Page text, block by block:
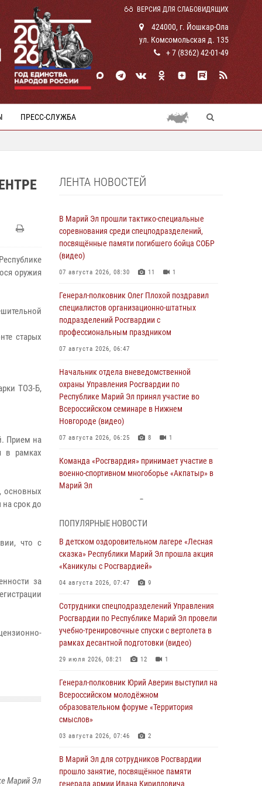
ВЕРСИЯ ДЛЯ СЛАБОВИДЯЩИХ
424000, г. Йошкар-Ола
ул. Комсомольская д. 135
+ 7 (8362) 42-01-49
ПРЕСС-СЛУЖБА
оружия
старых
ТОЗ-Б,
Прием на
в рамках
основных
срок до
что с
за
Марий Эл
ЛЕНТА НОВОСТЕЙ
В Марий Эл прошли тактико-специальные
соревнования среди спецподразделений,
посвящённые памяти погибшего бойца СОБР
(видео)
07 августа 2026, 08:30 11 1
Генерал-полковник Олег Плохой поздравил
специалистов организационно-штатных
подразделений Росгвардии с
профессиональным праздником
07 августа 2026, 06:47
Начальник отдела вневедомственной
охраны Управления Росгвардии по
Республике Марий Эл принял участие во
Всероссийском семинаре в Нижнем
Новгороде (видео)
07 августа 2026, 06:25 8 1
Команда «Росгвардия» принимает участие в
военно-спортивном многоборье «Акпатыр» в
Марий Эл
Представитель вневедомственной охраны
Управления Росгвардии по Республике
Марий Эл принял участие в учебно-
методическом сборе Росгвардии в Ижевске
06 августа 2026, 09:37 10
В Марий Эл сотрудники ЛРР Росгвардии за
прошедший месяц провели более 90
проверок мест хранения гражданского
06 августа 2026, 08:00
В Марий Эл сотрудники вневедомственной
охраны Росгвардии за прошедший месяц
задержали 19 нарушителей
05 августа 2026, 09:44
прошло занятие, посвящённое памяти
генерала армии Ивана Кирилловича
ПОПУЛЯРНЫЕ НОВОСТИ
В детском оздоровительном лагере «Лесная
сказка» Республики Марий Эл прошла акция
«Каникулы с Росгвардией»
04 августа 2026, 07:47 9
Сотрудники спецподразделений Управления
Росгвардии по Республике Марий Эл провели
учебно-тренировочные спуски с вертолета в
рамках десантной подготовки (видео)
29 июля 2026, 08:21 12 1
Генерал-полковник Юрий Аверин выступил на
Всероссийском молодёжном
образовательном форуме «Территория
смыслов»
03 августа 2026, 07:46 2
В Марий Эл для сотрудников Росгвардии
прошло занятие, посвящённое памяти
генерала армии Ивана Кирилловича